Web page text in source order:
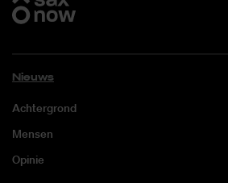
Nieuws
Achtergrond
Mensen
Opinie